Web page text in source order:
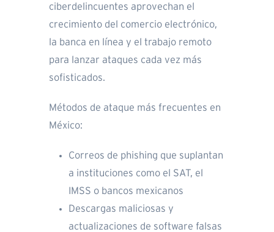
ciberdelincuentes aprovechan el
crecimiento del comercio electrónico,
la banca en línea y el trabajo remoto
para lanzar ataques cada vez más
sofisticados.
Métodos de ataque más frecuentes en
México:
Correos de phishing que suplantan
a instituciones como el SAT, el
IMSS o bancos mexicanos
Descargas maliciosas y
actualizaciones de software falsas